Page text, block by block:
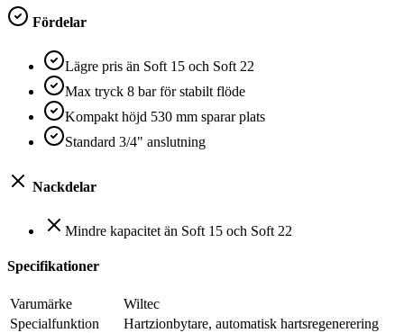
Fördelar
Lägre pris än Soft 15 och Soft 22
Max tryck 8 bar för stabilt flöde
Kompakt höjd 530 mm sparar plats
Standard 3/4" anslutning
Nackdelar
Mindre kapacitet än Soft 15 och Soft 22
Specifikationer
Varumärke
Wiltec
Specialfunktion
Hartzionbytare, automatisk hartsregenerering